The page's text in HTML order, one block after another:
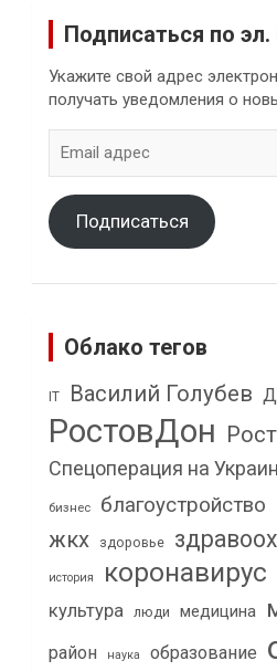
Подписаться по эл.
Укажите свой адрес
получать уведомления о
адрес
Подписаться
Облако тегов
IT Василий Голубев
РостовДон
Спецоперация на
бизнес благоустройство
жкх здоровье
история коронавирус
культура люди медицина
район
наука образование